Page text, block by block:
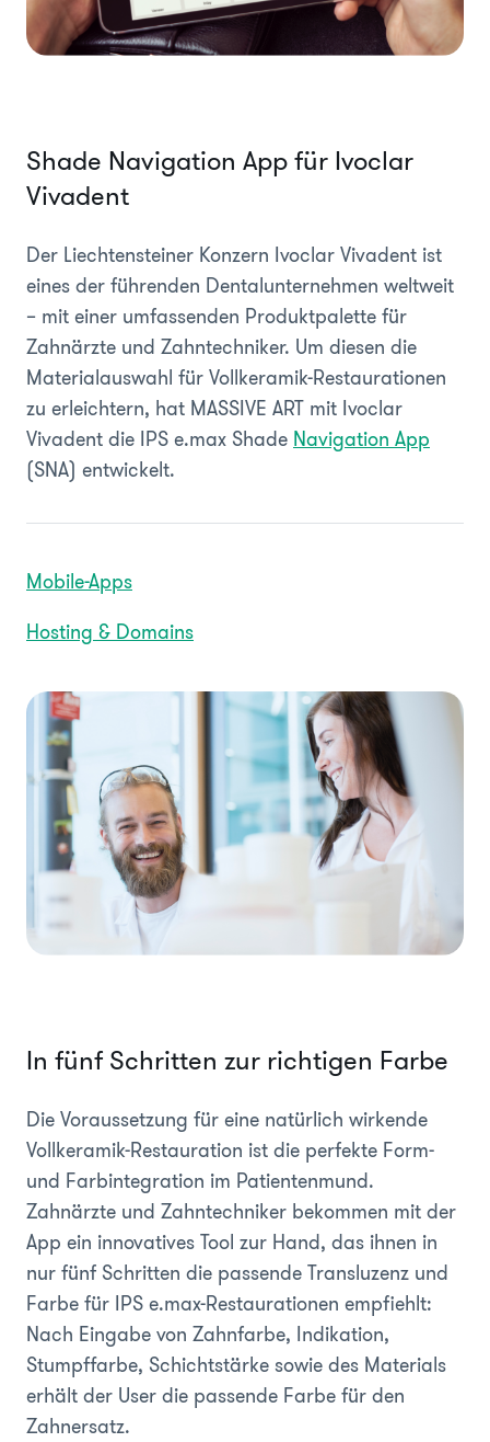
Shade Navigation App für Ivoclar
Vivadent
Der Liechtensteiner Konzern Ivoclar Vivadent ist
eines der führenden Dentalunternehmen weltweit
– mit einer umfassenden Produktpalette für
Zahnärzte und Zahntechniker. Um diesen die
Materialauswahl für Vollkeramik-Restaurationen
zu erleichtern, hat MASSIVE ART mit Ivoclar
Vivadent die IPS e.max Shade Navigation App
(SNA) entwickelt.
Mobile-Apps
Hosting & Domains
In fünf Schritten zur richtigen Farbe
Die Voraussetzung für eine natürlich wirkende
Vollkeramik-Restauration ist die perfekte Form-
und Farbintegration im Patientenmund.
Zahnärzte und Zahntechniker bekommen mit der
App ein innovatives Tool zur Hand, das ihnen in
nur fünf Schritten die passende Transluzenz und
Farbe für IPS e.max-Restaurationen empfiehlt:
Nach Eingabe von Zahnfarbe, Indikation,
Stumpffarbe, Schichtstärke sowie des Materials
erhält der User die passende Farbe für den
Zahnersatz.